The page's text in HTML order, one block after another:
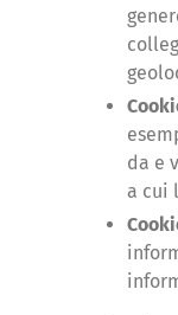
da e
a cui